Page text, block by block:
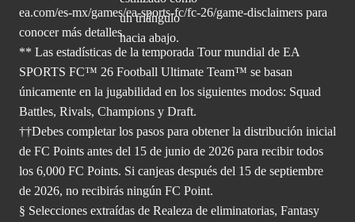
ea.com/es-mx/games/ea-sports-fc/fc-26/game-disclaimers para
conocer más detalles.
** Las estadísticas de la temporada Tour mundial de EA
SPORTS FC™ 26 Football Ultimate Team™ se basan
únicamente en la jugabilidad en los siguientes modos: Squad
Battles, Rivals, Champions y Draft.
††Debes completar los pasos para obtener la distribución inicial
de FC Points antes del 15 de junio de 2026 para recibir todos
los 6,000 FC Points. Si canjeas después del 15 de septiembre
de 2026, no recibirás ningún FC Point.
§ Selecciones extraídas de Realeza de eliminatorias, Fantasy